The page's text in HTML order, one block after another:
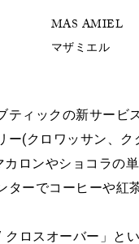
MAS AMIEL
マザミエル
ティックの新サービ
ー(クロワッサン、
ロンやショコラの
ターでコーヒーや紅
クロスオーバー」と